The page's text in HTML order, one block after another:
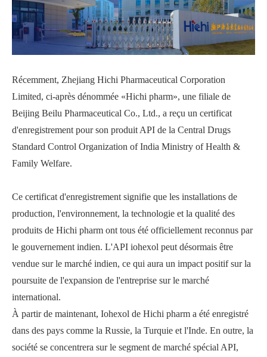
Récemment, Zhejiang Hichi Pharmaceutical Corporation
Limited, ci-après dénommée «Hichi pharm», une filiale de
Beijing Beilu Pharmaceutical Co., Ltd., a reçu un certificat
d'enregistrement pour son produit API de la Central Drugs
Standard Control Organization of India Ministry of Health &
Family Welfare.
Ce certificat d'enregistrement signifie que les installations de
production, l'environnement, la technologie et la qualité des
produits de Hichi pharm ont tous été officiellement reconnus par
le gouvernement indien. L'API iohexol peut désormais être
vendue sur le marché indien, ce qui aura un impact positif sur la
poursuite de l'expansion de l'entreprise sur le marché
international.
À partir de maintenant, Iohexol de Hichi pharm a été enregistré
dans des pays comme la Russie, la Turquie et l'Inde. En outre, la
société se concentrera sur le segment de marché spécial API,